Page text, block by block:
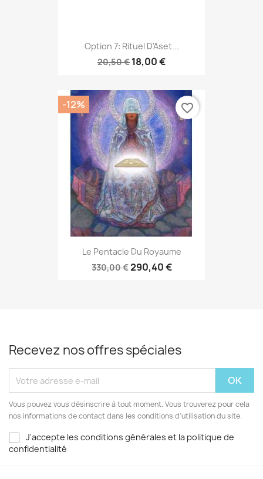
Option 7: Rituel D'Aset...
20,50 € 18,00 €
Le Pentacle Du Royaume
330,00 €290,40 €
-12% favorite_border
Recevez nos offres spéciales
Vous pouvez vous désinscrire à tout moment. Vous trouverez pour cela
nos informations de contact dans les conditions d'utilisation du site.
J'accepte les conditions générales et la politique de
confidentialité